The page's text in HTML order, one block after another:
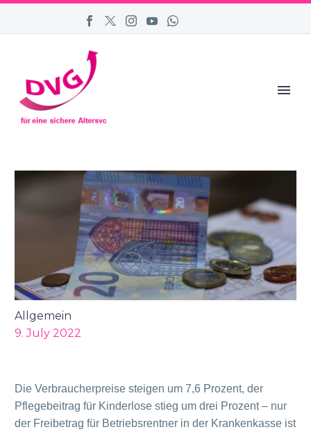
Allgemein
9. July 2022
Die Verbraucherpreise steigen um 7,6 Prozent, der
Pflegebeitrag für Kinderlose stieg um drei Prozent – nur
der Freibetrag für Betriebsrentner in der Krankenkasse ist